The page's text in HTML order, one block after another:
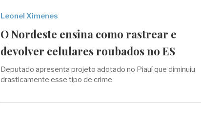
Leonel Ximenes
O Nordeste ensina como rastrear e
devolver celulares roubados no ES
Deputado apresenta projeto adotado no Piauí que diminuiu
drasticamente esse tipo de crime